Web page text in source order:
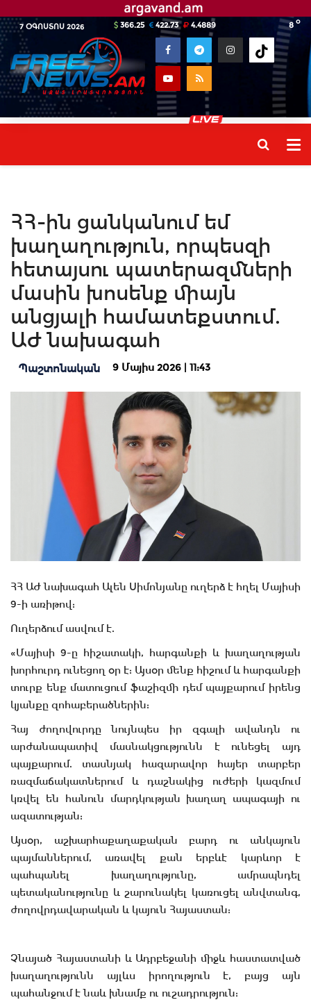
7 ՕԳՈՍՏՈՍ 2026 8 o
366.25 422.73 4.4889
ՀՀ-ին ցանկանում եմ
խաղաղություն, որպեսզի
հետայսու պատերազմների
մասին խոսենք միայն
անցյալի համատեքստում.
ԱԺ նախագահ
Պաշտոնական 9 Մայիս 2026 | 11:43
ՀՀ ԱԺ նախագահ Ալեն Սիմոնյանը ուղերձ է հղել Մայիսի
9-ի առիթով:
Ուղերձում ասվում է.
«Մայիսի 9-ը հիշատակի, հարգանքի և խաղաղության
խորհուրդ ունեցող օր է: Այսօր մենք հիշում և հարգանքի
տուրք ենք մատուցում ֆաշիզմի դեմ պայքարում իրենց
կյանքը զոհաբերածներին:
Հայ ժողովուրդը նույնպես իր զգալի ավանդն ու
արժանապատիվ մասնակցությունն է ունեցել այդ
պայքարում. տասնյակ հազարավոր հայեր տարբեր
ռազմաճակատներում և դաշնակից ուժերի կազմում
կռվել են հանուն մարդկության խաղաղ ապագայի ու
ազատության:
Այսօր, աշխարհաքաղաքական բարդ ու անկայուն
պայմաններում, առավել քան երբևէ կարևոր է
պահպանել խաղաղությունը, ամրապնդել
պետականությունը և շարունակել կառուցել անվտանգ,
ժողովրդավարական և կայուն Հայաստան:
Չնայած Հայաստանի և Ադրբեջանի միջև հաստատված
խաղաղությունն այլևս իրողություն է, բայց այն
պահանջում է նաև խնամք ու ուշադրություն: